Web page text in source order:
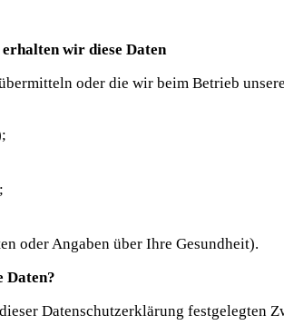
wir diese Daten
oder die wir beim Betrieb
oder Angaben über Ihre Gesundheit).
Daten?
Datenschutzerklärung festgelegten